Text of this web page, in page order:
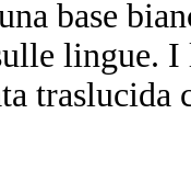
base
lingue. I
traslucida